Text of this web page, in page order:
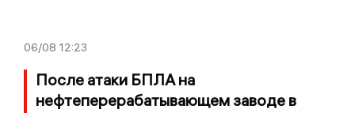
06/08 12:23
После атаки БПЛА на
нефтеперерабатывающем заводе в